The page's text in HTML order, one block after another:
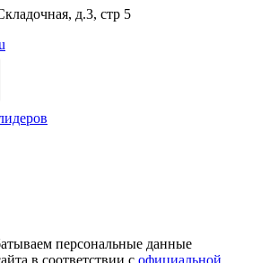
д.3, стр 5
персональные данные
в соответствии с официальной